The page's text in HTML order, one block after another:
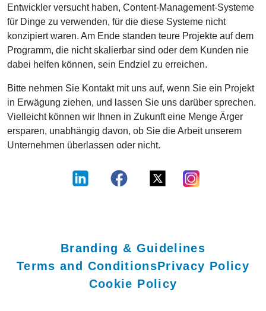
Entwickler versucht haben, Content-Management-Systeme
für Dinge zu verwenden, für die diese Systeme nicht
konzipiert waren. Am Ende standen teure Projekte auf dem
Programm, die nicht skalierbar sind oder dem Kunden nie
dabei helfen können, sein Endziel zu erreichen.
Bitte nehmen Sie Kontakt mit uns auf, wenn Sie ein Projekt
in Erwägung ziehen, und lassen Sie uns darüber sprechen.
Vielleicht können wir Ihnen in Zukunft eine Menge Ärger
ersparen, unabhängig davon, ob Sie die Arbeit unserem
Unternehmen überlassen oder nicht.
Branding & Guidelines
Terms and ConditionsPrivacy Policy
Cookie Policy